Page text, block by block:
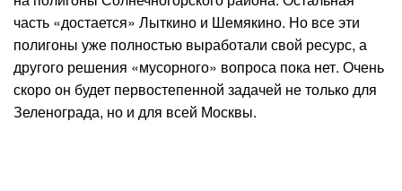
часть «достается» Лыткино и Шемякино. Но все эти
полигоны уже полностью выработали свой ресурс, а
другого решения «мусорного» вопроса пока нет. Очень
скоро он будет первостепенной задачей не только для
Зеленограда, но и для всей Москвы.